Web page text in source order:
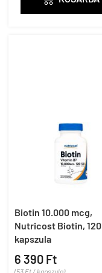
Biotin 10.000 mcg,
Nutricost Biotin, 120
kapszula
6 390 Ft